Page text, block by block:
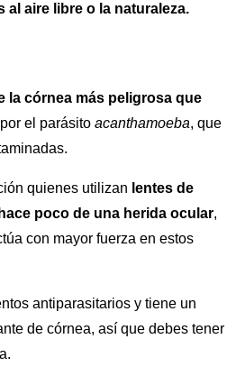
al aire libre o la naturaleza.
la córnea más peligrosa que
el parásito acanthamoeba, que
quienes utilizan lentes de
poco de una herida ocular,
con mayor fuerza en estos
antiparasitarios y tiene un
de córnea, así que debes tener